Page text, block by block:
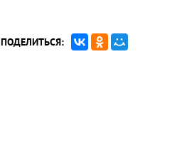
ПОДЕЛИТЬСЯ: